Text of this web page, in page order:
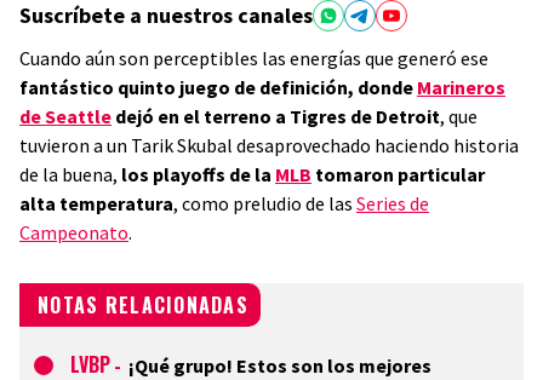
Suscríbete a nuestros canales
Cuando aún son perceptibles las energías que generó ese
fantástico quinto juego de definición, donde Marineros
de Seattle dejó en el terreno a Tigres de Detroit, que
tuvieron a un Tarik Skubal desaprovechado haciendo historia
de la buena, los playoffs de la MLB tomaron particular
alta temperatura, como preludio de las Series de
Campeonato.
NOTAS RELACIONADAS
LVBP - ¡Qué grupo! Estos son los mejores